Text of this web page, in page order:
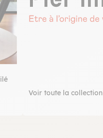
Voir toute la collection